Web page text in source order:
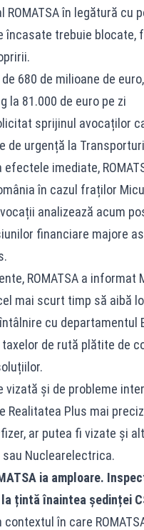
în legătură cu
încasate trebuie
680 de milioane de
la 81.000 de euro pe zi
sprijinul avocaților
de urgență la
imediate,
în cazul fraților
analizează acum
financiare majore
ROMATSA a
mai scurt timp să aibă
cu departamentul
de rută plătite de
vizată și de probleme
Realitatea Plus mai
ar putea fi vizate și
Nuclearelectrica.
ia amploare.
țintă înaintea ședinței
contextul în care